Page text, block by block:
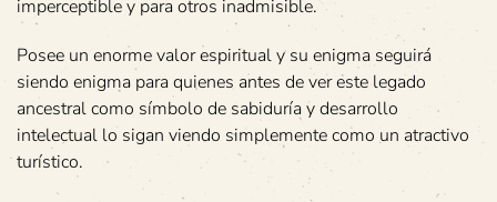
imperceptible y para otros inadmisible.
Posee un enorme valor espiritual y su enigma seguirá
siendo enigma para quienes antes de ver este legado
ancestral como símbolo de sabiduría y desarrollo
intelectual lo sigan viendo simplemente como un atractivo
turístico.